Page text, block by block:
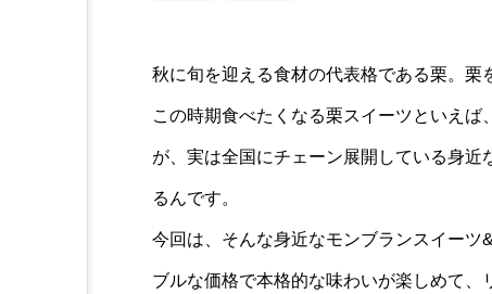
秋に旬を迎える食材の代表格である栗。栗
この時期食べたくなる栗スイーツといえ
が、実は全国にチェーン展開している身
るんです。
今回は、そんな身近なモンブランスイー
ブルな価格で本格的な味わいが楽しめて、
ィラミス’’